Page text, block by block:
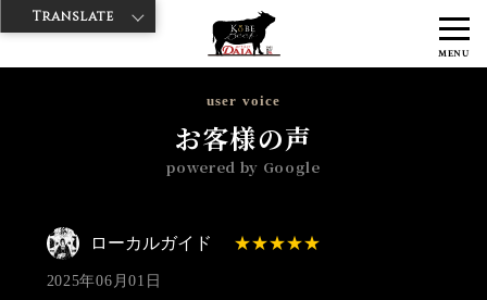
MENU
神戸牛ダイヤ > 神戸牛ダイア すし屋通り店
ロー
user voice
お客様の声
powered by Google
ローカルガイド
2025年06月01日
Translate